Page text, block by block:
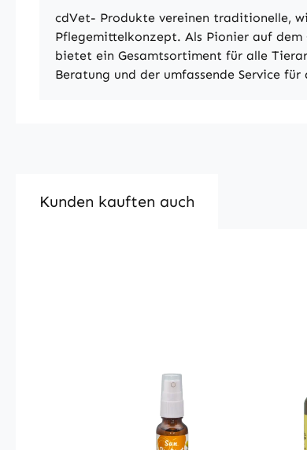
cdVet- Produkte vereinen traditionelle,
Pflegemittelkonzept. Als Pionier auf
bietet ein Gesamtsortiment für alle
Beratung und der umfassende Service für
Kunden kauften auch